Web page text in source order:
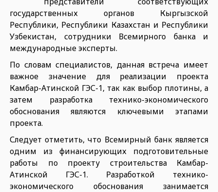
государственных органов Кыргызской
Республики, Республики Казахстан и Республики
Узбекистан, сотрудники Всемирного банка и
международные эксперты.
По словам специалистов, данная встреча имеет
важное значение для реализации проекта
Камбар-Атинской ГЭС-1, так как выбор плотины, а
затем разработка технико-экономического
обоснования являются ключевыми этапами
проекта.
Следует отметить, что Всемирный банк является
одним из финансирующих подготовительные
работы по проекту строительства Камбар-
Атинской ГЭС-1. Разработкой технико-
экономического обоснования занимается